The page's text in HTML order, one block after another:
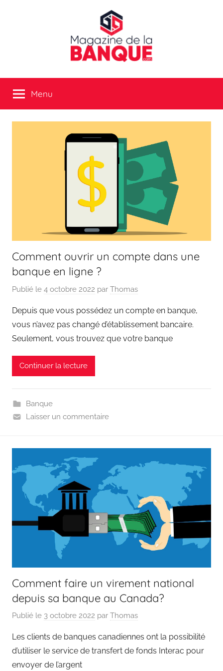
Magazine
de
la
banque
la
finance
et
l'assurance
Menu
Comment ouvrir un compte dans une
banque en ligne ?
Publié le 4 octobre 2022 par Thomas
Depuis que vous possédez un compte en banque,
vous n’avez pas changé d’établissement bancaire.
Seulement, vous trouvez que votre banque
Continuer la lecture
Banque
Laisser un commentaire
Comment faire un virement national
depuis sa banque au Canada?
Publié le 3 octobre 2022 par Thomas
Les clients de banques canadiennes ont la possibilité
d’utiliser le service de transfert de fonds Interac pour
envoyer de l’argent